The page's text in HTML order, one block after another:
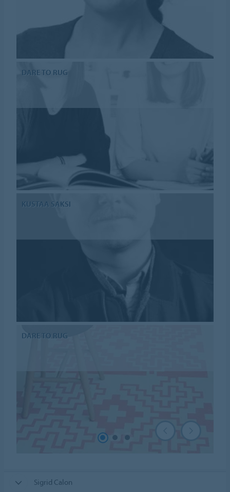
DARE TO RUG
KUSTAA SAKSI
DARE TO RUG
Sigrid Calon